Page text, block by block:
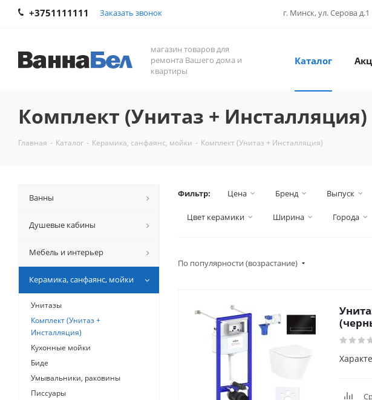
+3751111111 Заказать звонок г. Минск, ул. Серова д.1
магазин товаров для
ремонта Вашего дома и
квартиры
Каталог
Комплект (Унитаз + Инсталляция)
Главная - Каталог - Керамикa, санфаянс, мойки - Комплект (Унитаз + Инсталляция)
Фильтр: Цена Бренд Выпуск
Цвет керамики Ширина Города
По популярности (возрастание)
Ванны
Душевые кабины
Мебель и интерьер
Керамикa, санфаянс, мойки
Унитазы
Комплект (Унитаз +
Инсталляция)
Кухонные мойки
Биде
Умывальники, раковины
Писсуары